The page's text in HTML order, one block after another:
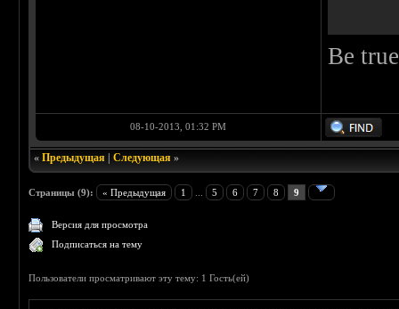
Be
08-10-2013, 01:32 PM
«Предыдущая |Следующая »
Страницы (9): « Предыдущая 1 5 6 7 8 9
Версия для просмотра
Подписаться на тему
Пользователи просматривают эту тему: 1 Гость(ей)